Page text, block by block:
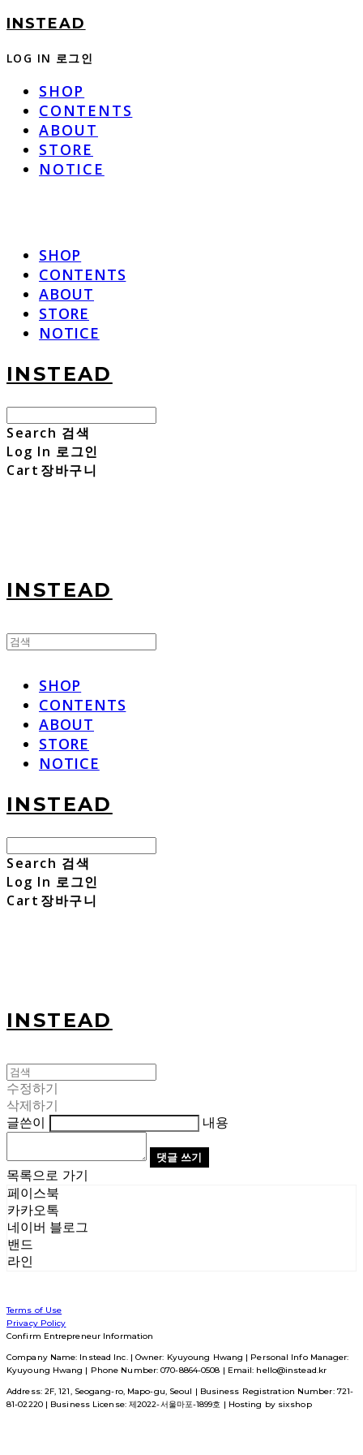
INSTEAD
LOG IN 로그인
SHOP
CONTENTS
ABOUT
STORE
NOTICE
SHOP
CONTENTS
ABOUT
STORE
NOTICE
INSTEAD
Search 검색
Log In 로그인
Cart 장바구니
INSTEAD
SHOP
CONTENTS
ABOUT
STORE
NOTICE
INSTEAD
Search 검색
Log In 로그인
Cart 장바구니
INSTEAD
수정하기
삭제하기
글쓴이
내용
댓글 쓰기
목록으로 가기
페이스북
카카오톡
네이버 블로그
밴드
라인
Terms of Use
Privacy Policy
Confirm Entrepreneur Information
Company Name: Instead Inc. | Owner: Kyuyoung Hwang | Personal Info Manager:
Kyuyoung Hwang | Phone Number: 070-8864-0508 | Email: hello@instead.kr
Address: 2F, 121, Seogang-ro, Mapo-gu, Seoul | Business Registration Number: 721-
81-02220| Business License: 제2022-서울마포-1899호 | Hosting by sixshop